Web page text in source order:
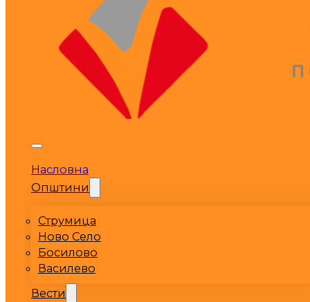
Насловна
Општини
Струмица
Ново Село
Босилово
Василево
Вести